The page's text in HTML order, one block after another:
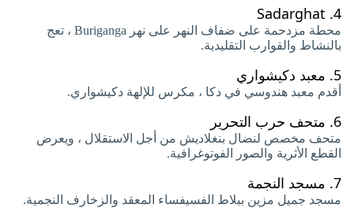
4.
Sadarghat
محطة مزدحمة على ضفاف النهر على نهر Buriganga ، تعج
بالنشاط والقوارب التقليدية.
5. معبد دكيشواري
أقدم معبد هندوسي في دكا ، مكرس للإلهة دكيشواري.
6. متحف حرب التحرير
متحف مخصص لنضال بنغلاديش من أجل الاستقلال ، ويعرض
القطع الأثرية والصور الفوتوغرافية.
7. مسجد النجمة
مسجد جميل مزين ببلاط الفسيفساء المعقد والزخارف النجمية.